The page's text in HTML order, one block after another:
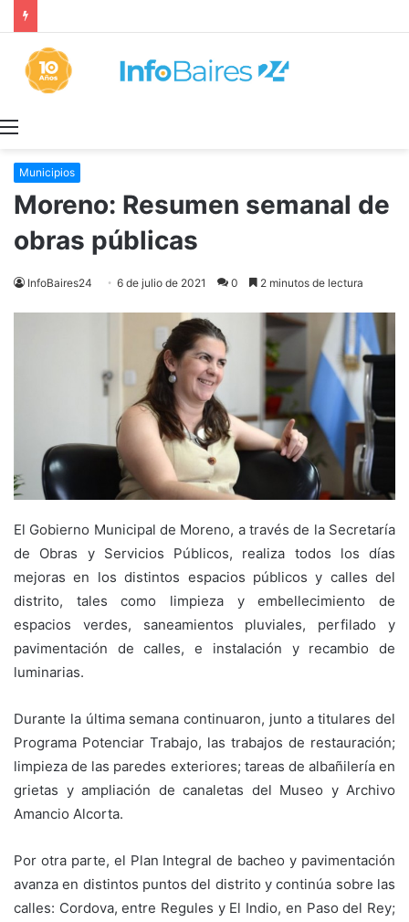
Municipios
Moreno: Resumen semanal de
obras públicas
InfoBaires24 6 de julio de 2021 0 2 minutos de lectura
El Gobierno Municipal de Moreno, a través de la Secretaría
de Obras y Servicios Públicos, realiza todos los días
mejoras en los distintos espacios públicos y calles del
distrito, tales como limpieza y embellecimiento de
espacios verdes, saneamientos pluviales, perfilado y
pavimentación de calles, e instalación y recambio de
luminarias.
Durante la última semana continuaron, junto a titulares del
Programa Potenciar Trabajo, las trabajos de restauración;
limpieza de las paredes exteriores; tareas de albañilería en
grietas y ampliación de canaletas del Museo y Archivo
Amancio Alcorta.
Por otra parte, el Plan Integral de bacheo y pavimentación
avanza en distintos puntos del distrito y continúa sobre las
calles: Cordova, entre Regules y El Indio, en Paso del Rey;